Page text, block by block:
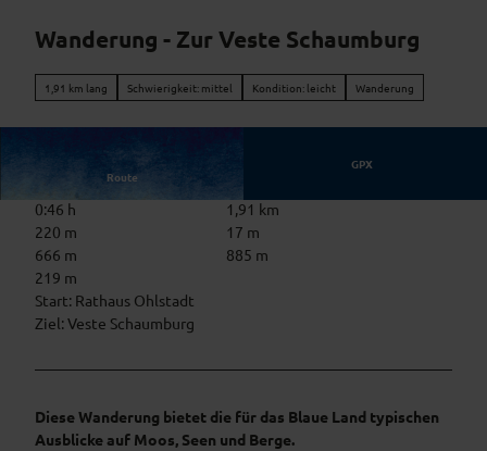
Wanderung - Zur Veste Schaumburg
1,91 km lang Schwierigkeit: mittel Kondition: leicht Wanderung
Route
GPX
0:46 h
1,91 km
220 m
17 m
666 m
885 m
219 m
Start: Rathaus Ohlstadt
Ziel: Veste Schaumburg
Diese Wanderung bietet die für das Blaue Land typischen
Ausblicke auf Moos, Seen und Berge.